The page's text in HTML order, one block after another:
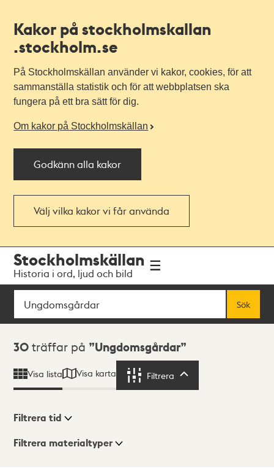
Kakor på stockholmskallan
.stockholm.se
På Stockholmskällan använder vi kakor, cookies, för att
sammanställa statistik och för att webbplatsen ska
fungera på ett bra sätt för dig.
Om kakor på Stockholmskällan
Godkänn alla kakor
Välj vilka kakor vi får använda
navigationen
huvudinnehållet
Stockholmskällan
Historia i ord, ljud och bild
Sök
Sök
Sökresultat
30 träffar på Ungdomsgårdar
Visa lista Visa karta Filtrera
Visningsläge
Filtrera tid
Filtrera materialtyper